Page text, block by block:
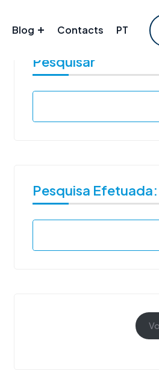
Blog Contacts PT
Pesquisar
Pesquisa Efetuada: